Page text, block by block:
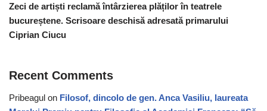
Zeci de artiști reclamă întârzierea plăților în teatrele
bucureștene. Scrisoare deschisă adresată primarului
Ciprian Ciucu
Recent Comments
Pribeagul on Filosof, dincolo de gen. Anca Vasiliu, laureata